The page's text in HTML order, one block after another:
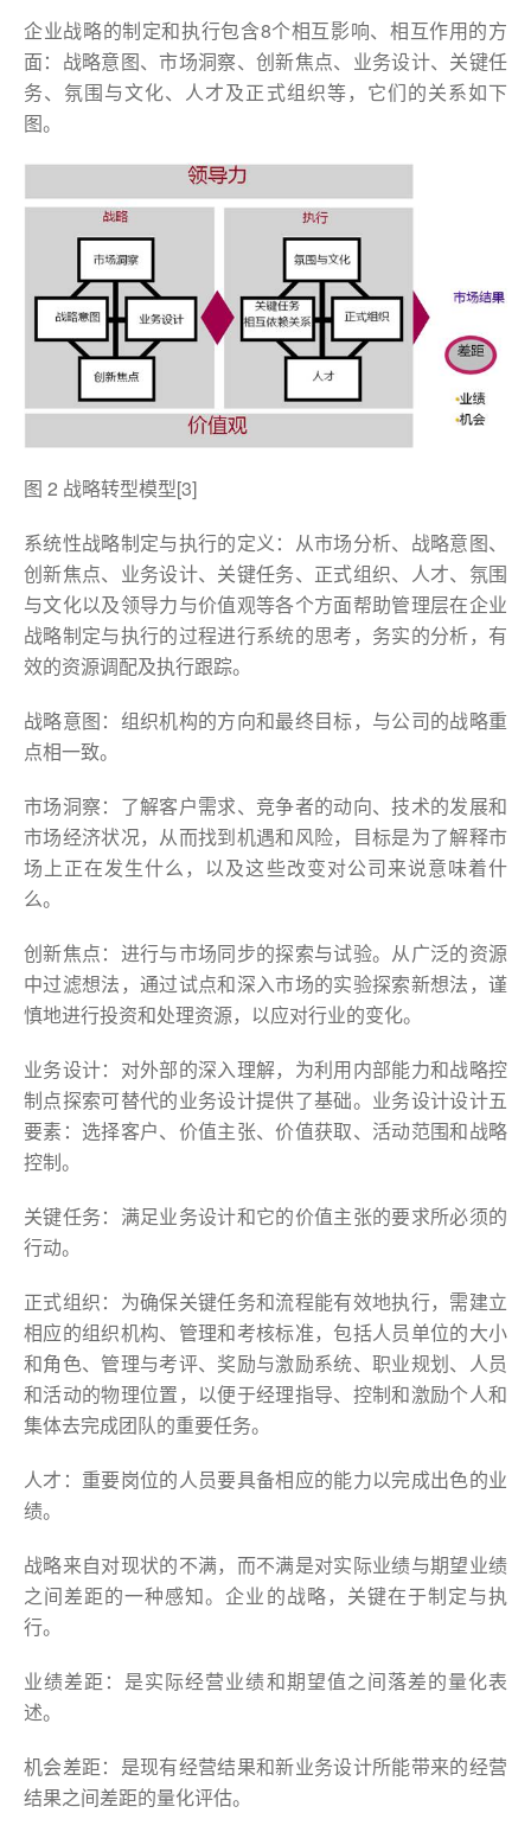
企业战略的制定和执行包含8个相互影响、相互作用的方
面：战略意图、市场洞察、创新焦点、业务设计、关键任
务、氛围与文化、人才及正式组织等，它们的关系如下
图。
图 2 战略转型模型[3]
系统性战略制定与执行的定义：从市场分析、战略意图、
创新焦点、业务设计、关键任务、正式组织、人才、氛围
与文化以及领导力与价值观等各个方面帮助管理层在企业
战略制定与执行的过程进行系统的思考，务实的分析，有
效的资源调配及执行跟踪。
战略意图：组织机构的方向和最终目标，与公司的战略重
点相一致。
市场洞察：了解客户需求、竞争者的动向、技术的发展和
市场经济状况，从而找到机遇和风险，目标是为了解释市
场上正在发生什么，以及这些改变对公司来说意味着什
么。
创新焦点：进行与市场同步的探索与试验。从广泛的资源
中过滤想法，通过试点和深入市场的实验探索新想法，谨
慎地进行投资和处理资源，以应对行业的变化。
业务设计：对外部的深入理解，为利用内部能力和战略控
制点探索可替代的业务设计提供了基础。业务设计设计五
要素：选择客户、价值主张、价值获取、活动范围和战略
控制。
关键任务：满足业务设计和它的价值主张的要求所必须的
行动。
正式组织：为确保关键任务和流程能有效地执行，需建立
相应的组织机构、管理和考核标准，包括人员单位的大小
和角色、管理与考评、奖励与激励系统、职业规划、人员
和活动的物理位置，以便于经理指导、控制和激励个人和
集体去完成团队的重要任务。
人才：重要岗位的人员要具备相应的能力以完成出色的业
绩。
战略来自对现状的不满，而不满是对实际业绩与期望业绩
之间差距的一种感知。企业的战略，关键在于制定与执
行。
业绩差距：是实际经营业绩和期望值之间落差的量化表
述。
机会差距：是现有经营结果和新业务设计所能带来的经营
结果之间差距的量化评估。